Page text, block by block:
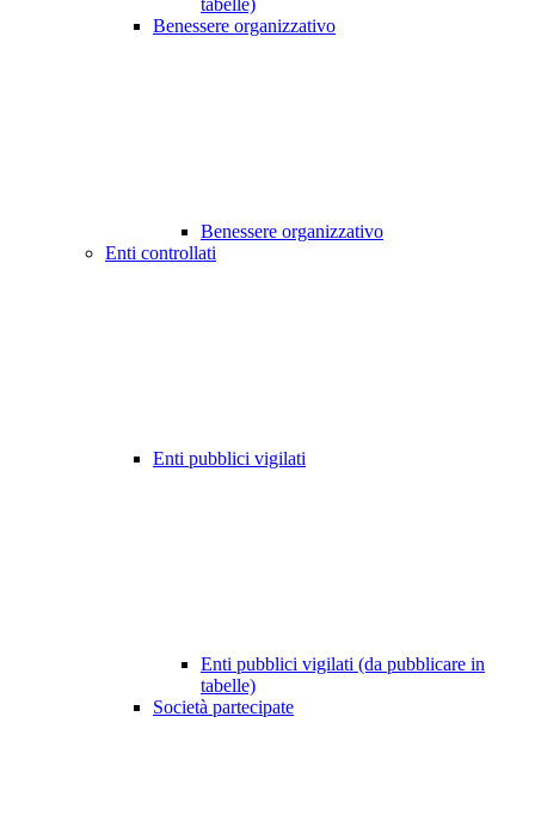
tabelle)
Benessere organizzativo
Benessere organizzativo
Enti controllati
Enti pubblici vigilati
Enti pubblici vigilati (da pubblicare in
tabelle)
Società partecipate